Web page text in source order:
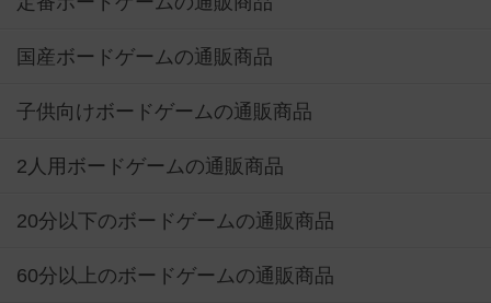
国産ボードゲームの通販商品
子供向けボードゲームの通販商品
2人用ボードゲームの通販商品
20分以下のボードゲームの通販商品
60分以上のボードゲームの通販商品